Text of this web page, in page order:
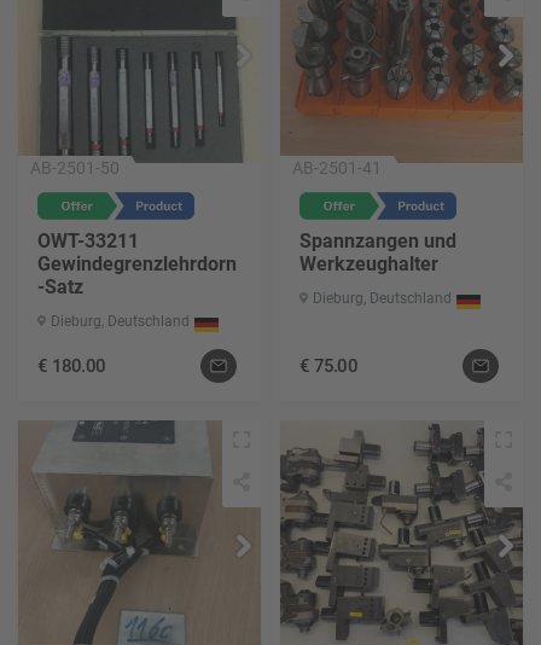
AB-2501-50
OWT-33211
Gewindegrenzlehrdorn
-Satz
Dieburg, Deutschland
€ 180.00
AB-2501-41
Spannzangen und
Werkzeughalter
Dieburg, Deutschland
€ 75.00